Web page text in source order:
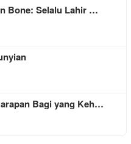
Bone: Selalu Lahir …
Bagi yang Keh…